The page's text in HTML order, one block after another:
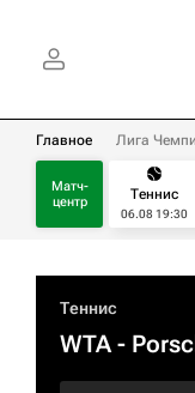
Главное Лига
Матч-
центр
Теннис
06.08 19:30
Теннис
WTA-